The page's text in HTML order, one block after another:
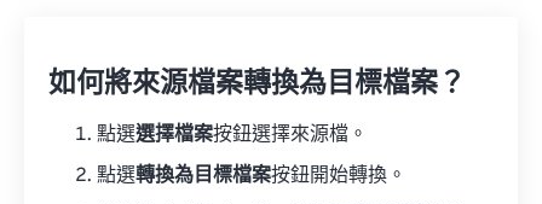
如何將來源檔案轉換為目標檔案？
點選選擇檔案按鈕選擇來源檔。
點選轉換為目標檔案按鈕開始轉換。